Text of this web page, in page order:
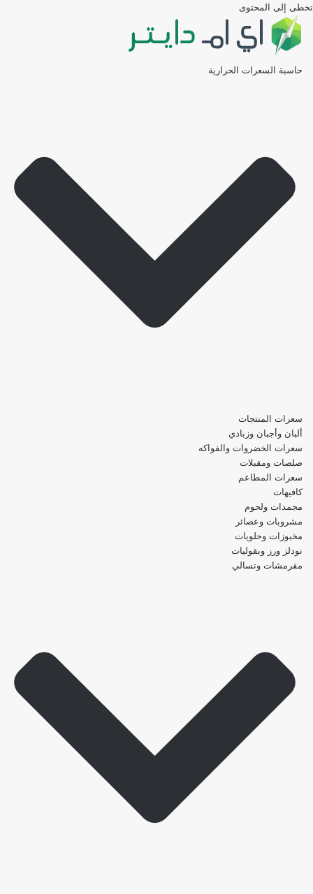
تخطى إلى المحتوى
حاسبة السعرات الحرارية
سعرات المنتجات
ألبان وأجبان وزبادي
سعرات الخضروات والفواكه
صلصات ومقبلات
سعرات المطاعم
كافيهات
مجمدات ولحوم
مشروبات وعصائر
مخبوزات وحلويات
نودلز ورز وبقوليات
مقرمشات وتسالي